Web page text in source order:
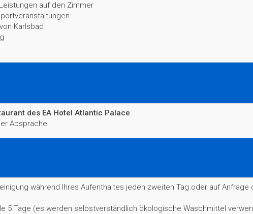
auf den Zimmer
Karlsbad
des EA Hotel Atlantic Palace
Absprache
während Ihres Aufenthaltes jeden zweiten Tag oder auf
5 Tage (es werden selbstverständlich ökologische Waschmittel